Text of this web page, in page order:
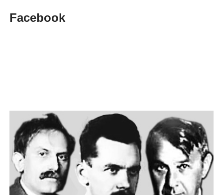
Facebook